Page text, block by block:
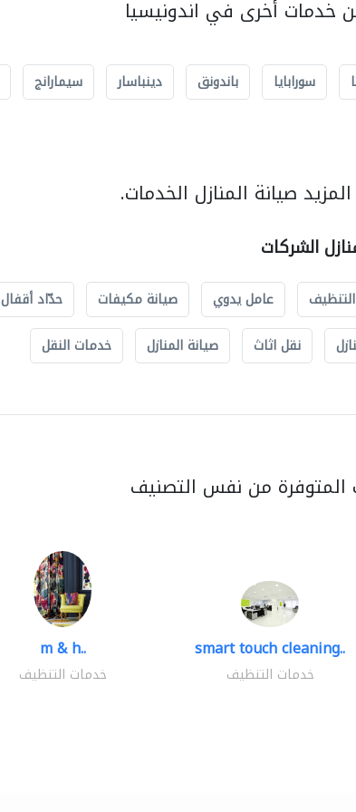
خدمات أخرى في اندونيسيا
سورابايا باندونق دينباسار سيمارانج
صيانة المنازل الخدمات.
الشركات
عامل يدوي صيانة مكيفات حدّاد أقفال
نقل اثاث صيانة المنازل خدمات النقل
المتوفرة من نفس التصنيف
m & h..
خدمات التنظيف
smart touch cleaning..
خدمات التنظيف